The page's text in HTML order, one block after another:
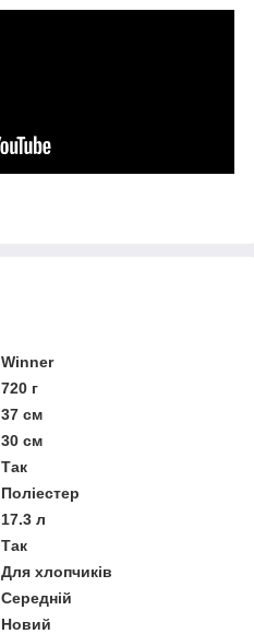
Winner
720 г
37 см
30 см
Так
Поліестер
17.3 л
Так
Для хлопчиків
Середній
Новий